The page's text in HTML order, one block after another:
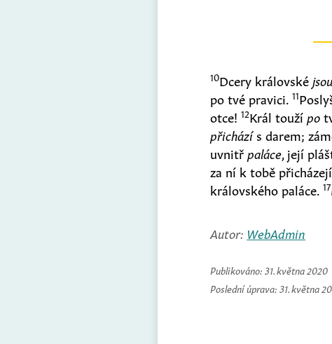
10Dcery královské jsou
po tvé pravici.11
otce!12Král touží po
přicházís darem;
uvnitř paláce, její
za ní k tobě přicházejí
královského paláce.17
Autor: WebAdmin
Publikováno: 31. května 2020
Poslední úprava: 31. května